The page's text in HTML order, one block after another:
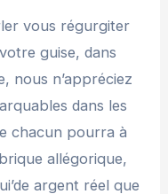
vous régurgiter
guise, dans
nous n’appréciez
dans les
chacun pourra à
allégorique,
argent réel que